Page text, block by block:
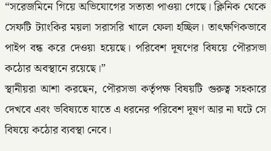
“সরেজমিনে গিয়ে অভিযোগের সত্যতা পাওয়া গেছে। ক্লিনিক থেকে
সেফটি ট্যাংকির ময়লা সরাসরি খালে ফেলা হচ্ছিল। তাৎক্ষণিকভাবে
পাইপ বন্ধ করে দেওয়া হয়েছে। পরিবেশ দূষণের বিষয়ে পৌরসভা
কঠোর অবস্থানে রয়েছে।”
স্থানীয়রা আশা করছেন, পৌরসভা কর্তৃপক্ষ বিষয়টি গুরুত্ব সহকারে
দেখবে এবং ভবিষ্যতে যাতে এ ধরনের পরিবেশ দূষণ আর না ঘটে সে
বিষয়ে কঠোর ব্যবস্থা নেবে।